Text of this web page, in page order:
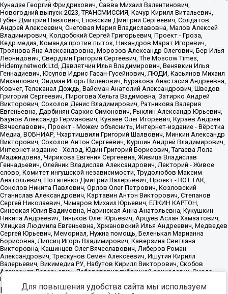
Источник:https://minjust.gov.ru/uploaded/files/reestr-
Для повышения удобства сайта мы используем